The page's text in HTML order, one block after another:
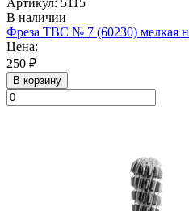
В наличии
Фреза ТВС № 7 (60230) мелкая
Цена:
250 ₽
В корзину